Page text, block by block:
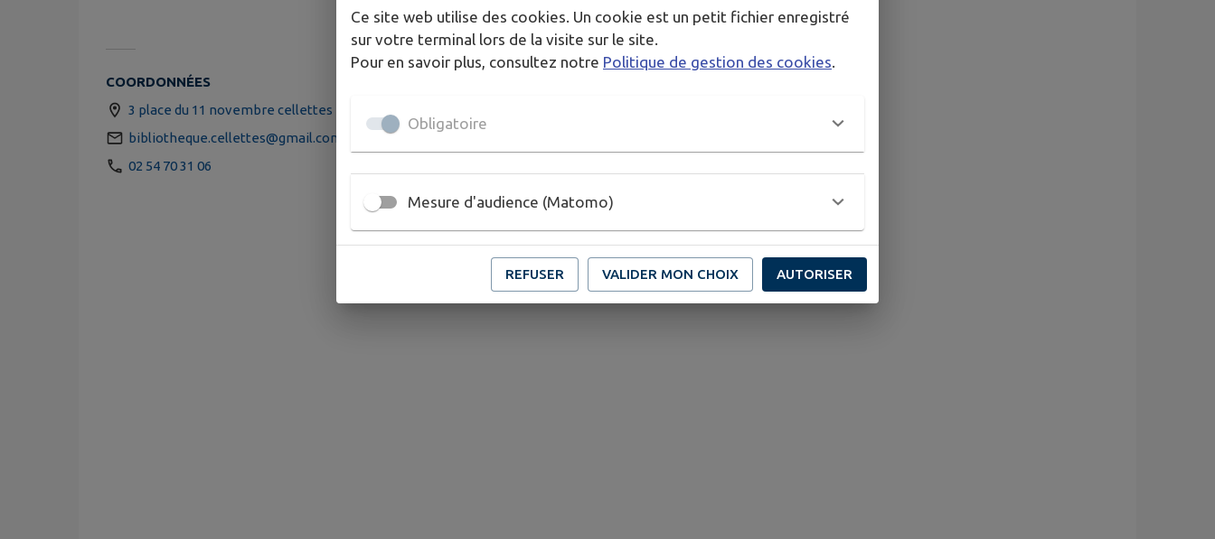
COORDONNÉES
3 place du 11 novembre cellettes
bibliotheque.cellettes@gmail.com
02 54 70 31 06
Ce site web utilise des cookies. Un cookie est un petit fichier enregistré
sur votre terminal lors de la visite sur le site.
Pour en savoir plus, consultez notre Politique de gestion des cookies
Obligatoire
Mesure d'audience (Matomo)
REFUSER VALIDER MON CHOIX AUTORISER